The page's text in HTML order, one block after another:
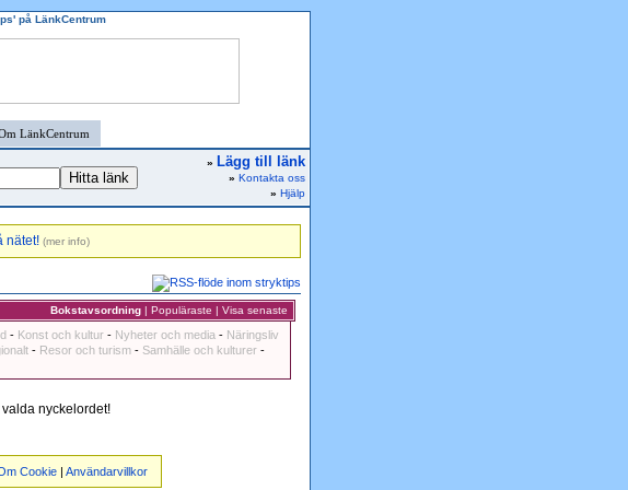
på LänkCentrum
LänkCentrum
» Lägg till länk
» Kontakta oss
» Hjälp
nätet! (mer info)
Bokstavsordning | Populäraste | Visa senaste
- Konst och kultur - Nyheter och media - Näringsliv
- Resor och turism - Samhälle och kulturer -
nyckelordet!
Cookie| Användarvillkor